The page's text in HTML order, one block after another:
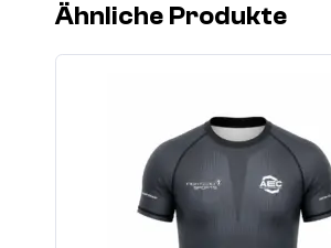
Ähnliche Produkte